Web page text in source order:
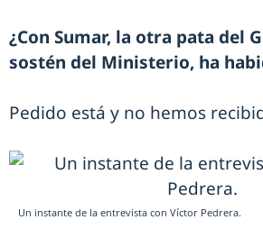
¿Con Sumar, la otra pata del
sostén del Ministerio, ha
Pedido está y no hemos
Un instante de la entrevista con Víctor Pedrera.